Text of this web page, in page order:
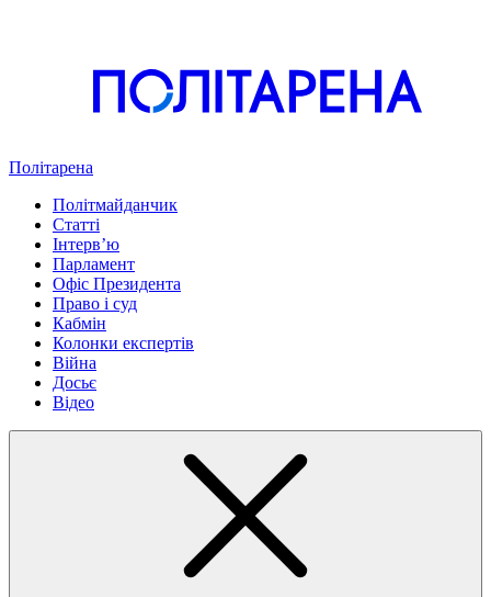
Політарена
Політмайданчик
Статті
Інтервʼю
Парламент
Офіс Президента
Право і суд
Кабмін
Колонки експертів
Війна
Досьє
Відео